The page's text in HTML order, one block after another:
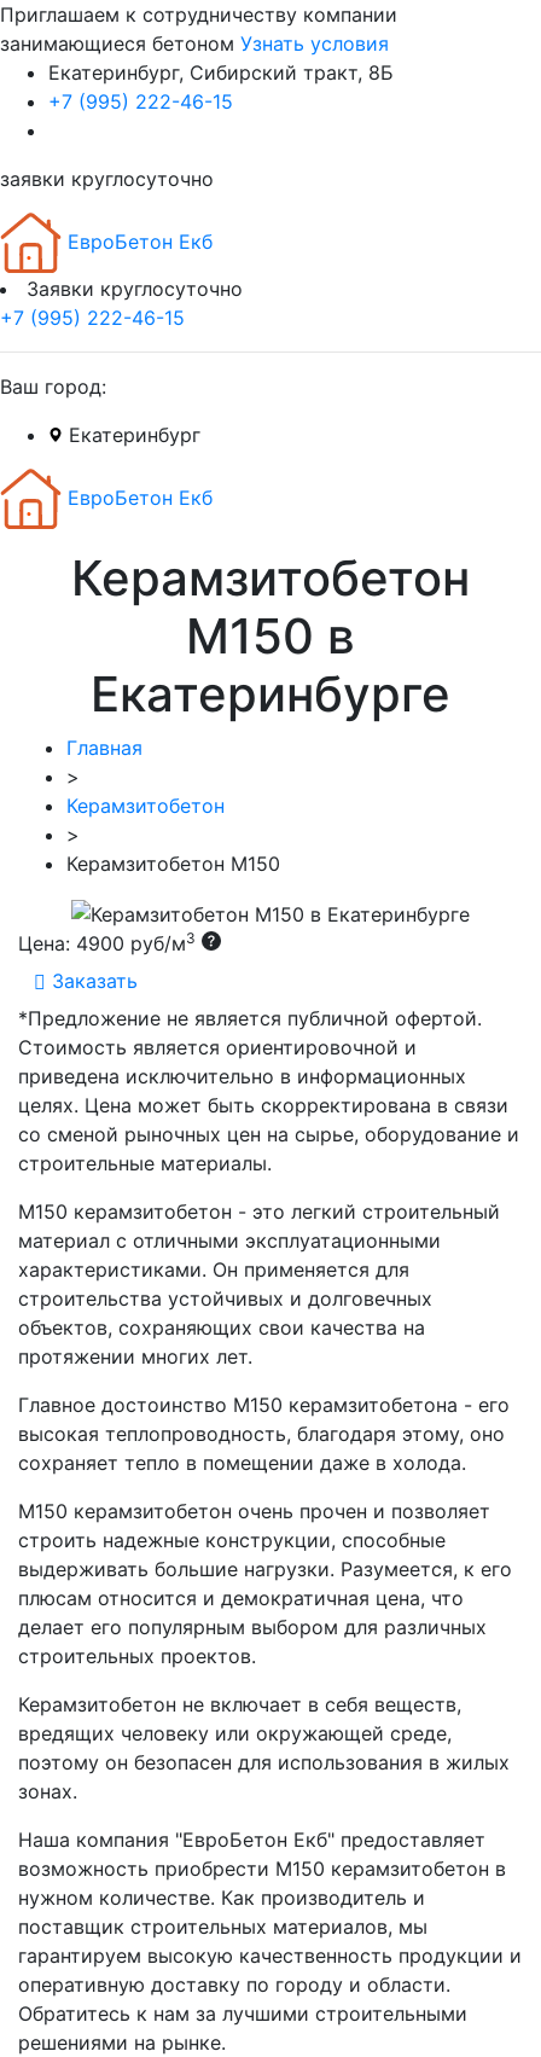
Приглашаем к сотрудничеству компании
занимающиеся бетоном Узнать условия
Екатеринбург, Сибирский тракт, 8Б
+7 (995) 222-46-15
заявки круглосуточно
ЕвроБетон Екб
Заявки круглосуточно
+7 (995) 222-46-15
Ваш город:
Екатеринбург
ЕвроБетон Екб
Керамзитобетон
М150 в
Екатеринбурге
Главная
>
Керамзитобетон
>
Керамзитобетон М150
Цена: 4900 руб/м3
Заказать
*Предложение не является публичной офертой.
Стоимость является ориентировочной и
приведена исключительно в информационных
целях. Цена может быть скорректирована в связи
со сменой рыночных цен на сырье, оборудование и
строительные материалы.
М150 керамзитобетон - это легкий строительный
материал с отличными эксплуатационными
характеристиками. Он применяется для
строительства устойчивых и долговечных
объектов, сохраняющих свои качества на
протяжении многих лет.
Главное достоинство М150 керамзитобетона - его
высокая теплопроводность, благодаря этому, оно
сохраняет тепло в помещении даже в холода.
М150 керамзитобетон очень прочен и позволяет
строить надежные конструкции, способные
выдерживать большие нагрузки. Разумеется, к его
плюсам относится и демократичная цена, что
делает его популярным выбором для различных
строительных проектов.
Керамзитобетон не включает в себя веществ,
вредящих человеку или окружающей среде,
поэтому он безопасен для использования в жилых
зонах.
Наша компания "ЕвроБетон Екб" предоставляет
возможность приобрести М150 керамзитобетон в
нужном количестве. Как производитель и
поставщик строительных материалов, мы
гарантируем высокую качественность продукции и
оперативную доставку по городу и области.
Обратитесь к нам за лучшими строительными
решениями на рынке.